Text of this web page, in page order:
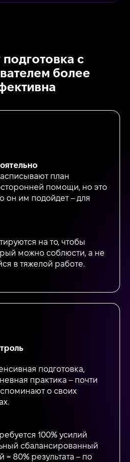
с
более
план
помощи, но это
он им подойдет – для
на то, чтобы
можно соблюсти, а не
в тяжелой работе.
подготовка,
практика – почти
о своих
100% усилий
сбалансированный
= 80% результата – по